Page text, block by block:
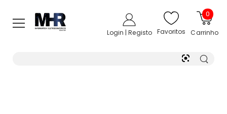
Login | Registo Favoritos
0
Carrinho